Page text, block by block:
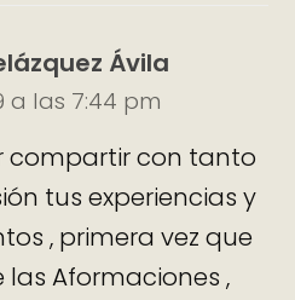
Ávila
a las 7:44 pm
compartir con tanto
tus experiencias y
, primera vez que
las Aformaciones ,